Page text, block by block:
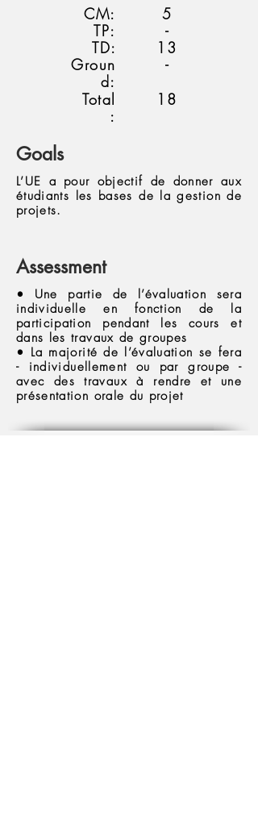
CM:
TP:
TD:
Groun
d:
Total
:
5
-
13
-
18
Goals
L’UE a pour objectif de donner aux
étudiants les bases de la gestion de
projets.
Assessment
• Une partie de l’évaluation sera
individuelle en fonction de la
participation pendant les cours et
dans les travaux de groupes
• La majorité de l’évaluation se fera
- individuellement ou par groupe -
avec des travaux à rendre et une
présentation orale du projet